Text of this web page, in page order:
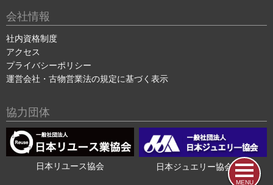
MENU
会社情報
社内資格制度
アクセス
プライバシーポリシー
運営会社・古物営業法の規定に基づく表示
協力団体
日本リユース協会 日本ジュエリー協会会員